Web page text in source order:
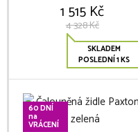
1 515 Kč
4 328 Kč
SKLADEM
POSLEDNÍ 1 KS
60 DNÍ
na
VRÁCENÍ